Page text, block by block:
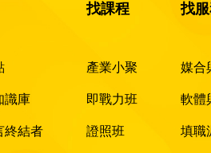
識庫
終結者
找課程
產業小聚
即戰力班
證照班
找
媒合
軟體
填職